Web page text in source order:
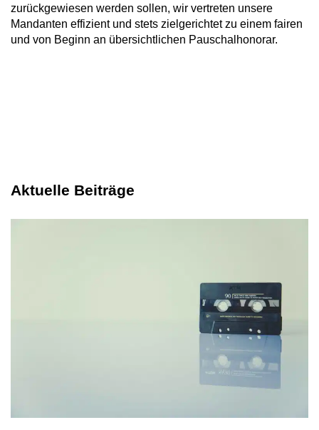
zurückgewiesen werden sollen, wir vertreten unsere
Mandanten effizient und stets zielgerichtet zu einem fairen
und von Beginn an übersichtlichen Pauschalhonorar.
Aktuelle Beiträge